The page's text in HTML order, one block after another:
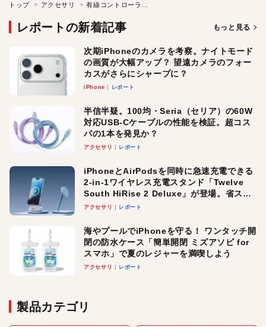
トップ アクセサリ
レポートの新着記事 もっと見る
次期iPhoneのカメラを考察。ナイトモード
の画質が大幅アップ？ 望遠カメラのフォー
カスがさらにシャープに？
iPhone レポート
半信半疑。100均・Seria（セリア）の60W
対応USB-Cケーブルの性能を検証。超コス
パの1本を発見か？
アクセサリ レポート
iPhoneとAirPodsを同時に急速充電できる
2-in-1ワイヤレス充電スタンド「Twelve
South HiRise 2 Deluxe」が登場。省スペ
ースでおしゃれに充電したい人にオスス
アクセサリ レポート
海やプールでiPhoneを守る！ ワンタッチ開
閉の防水ケース「簡単開閉 ミズアソビ for
スマホ」で夏のレジャーを満喫しよう
アクセサリ レポート
製品カテゴリ